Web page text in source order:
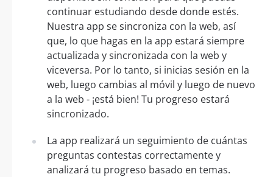
continuar estudiando desde donde estés.
Nuestra app se sincroniza con la web, así
que, lo que hagas en la app estará siempre
actualizada y sincronizada con la web y
viceversa. Por lo tanto, si inicias sesión en la
web, luego cambias al móvil y luego de nuevo
a la web - ¡está bien! Tu progreso estará
sincronizado.
La app realizará un seguimiento de cuántas
preguntas contestas correctamente y
analizará tu progreso basado en temas.